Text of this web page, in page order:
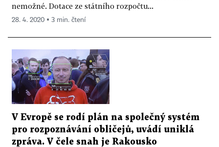
nemožné. Dotace ze státního rozpočtu...
28. 4. 2020 ▪ 3 min. čtení
V Evropě se rodí plán na společný systém
pro rozpoznávání obličejů, uvádí uniklá
zpráva. V čele snah je Rakousko